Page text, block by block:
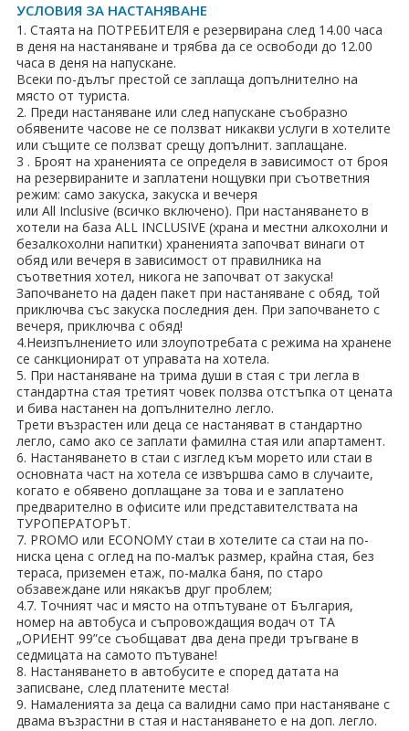
УСЛОВИЯ ЗА НАСТАНЯВАНЕ
1. Стаята на ПОТРЕБИТЕЛЯ е резервирана след 14.00 часа
в деня на настаняване и трябва да се освободи до 12.00
часа в деня на напускане.
Всеки по-дълъг престой се заплаща допълнително на
място от туриста.
2. Преди настаняване или след напускане съобразно
обявените часове не се ползват никакви услуги в хотелите
или същите се ползват срещу допълнит. заплащане.
3 . Броят на храненията се определя в зависимост от броя
на резервираните и заплатени нощувки при съответния
режим: само закуска, закуска и вечеря
или All Inclusive (всичко включено). При настаняването в
хотели на база ALL INCLUSIVE (храна и местни алкохолни и
безалкохолни напитки) храненията започват винаги от
обяд или вечеря в зависимост от правилника на
съответния хотел, никога не започват от закуска!
Започването на даден пакет при настаняване с обяд, той
приключва със закуска последния ден. При започването с
вечеря, приключва с обяд!
4.Неизпълнението или злоупотребата с режима на хранене
се санкционират от управата на хотела.
5. При настаняване на трима души в стая с три легла в
стандартна стая третият човек ползва отстъпка от цената
и бива настанен на допълнително легло.
Трети възрастен или деца се настаняват в стандартно
легло, само ако се заплати фамилна стая или апартамент.
6. Настаняването в стаи с изглед към морето или стаи в
основната част на хотела се извършва само в случаите,
когато е обявено доплащане за това и е заплатено
предварително в офисите или представителствата на
ТУРОПЕРАТОРЪТ.
7. PROMO или ECONOMY стаи в хотелите са стаи на по-
ниска цена с оглед на по-малък размер, крайна стая, без
тераса, приземен етаж, по-малка баня, по старо
обзавеждане или някакъв друг проблем;
4.7. Точният час и място на отпътуване от България,
номер на автобуса и съпровождащия водач от ТА
„ОРИЕНТ 99”се съобщават два дена преди тръгване в
седмицата на самото пътуване!
8. Настаняването в автобусите е според датата на
записване, след платените места!
9. Намаленията за деца са валидни само при настаняване с
двама възрастни в стая и настаняването е на доп. легло.